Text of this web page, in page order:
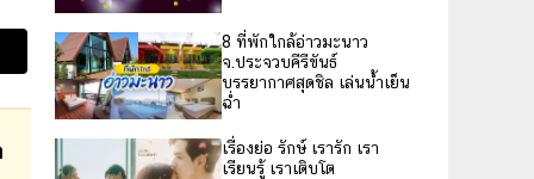
8 ที่พักใกล้อ่าวมะนาว
จ.ประจวบคีรีขันธ์
บรรยากาศสุดชิล เล่นน้ำเย็น
ฉ่ำ
เรื่องย่อ รักษ์ เรารัก เรา
เรียนรู้ เราเติบโต